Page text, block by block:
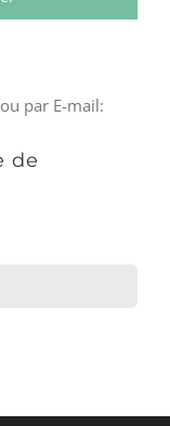
ou par E-mail:
de